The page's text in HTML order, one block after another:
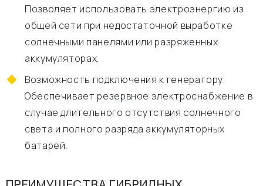
Позволяет использовать электроэнергию из
общей сети при недостаточной выработке
солнечными панелями или разряженных
аккумуляторах.
Возможность подключения к генератору.
Обеспечивает резервное электроснабжение в
случае длительного отсутствия солнечного
света и полного разряда аккумуляторных
батарей.